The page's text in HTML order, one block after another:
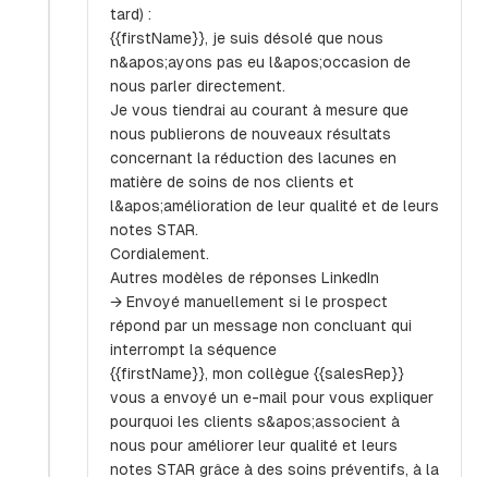
tard) :
{{firstName}}, je suis désolé que nous
n&apos;ayons pas eu l&apos;occasion de
nous parler directement.
Je vous tiendrai au courant à mesure que
nous publierons de nouveaux résultats
concernant la réduction des lacunes en
matière de soins de nos clients et
l&apos;amélioration de leur qualité et de leurs
notes STAR.
Cordialement.
Autres modèles de réponses LinkedIn
→ Envoyé manuellement si le prospect
répond par un message non concluant qui
interrompt la séquence
{{firstName}}, mon collègue {{salesRep}}
vous a envoyé un e-mail pour vous expliquer
pourquoi les clients s&apos;associent à
nous pour améliorer leur qualité et leurs
notes STAR grâce à des soins préventifs, à la